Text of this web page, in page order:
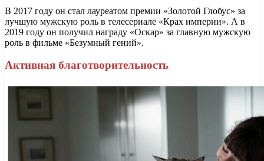
В 2017 году он стал лауреатом премии «Золотой Глобус» за
лучшую мужскую роль в телесериале «Крах империи». А в
2019 году он получил награду «Оскар» за главную мужскую
роль в фильме «Безумный гений».
Активная благотворительность